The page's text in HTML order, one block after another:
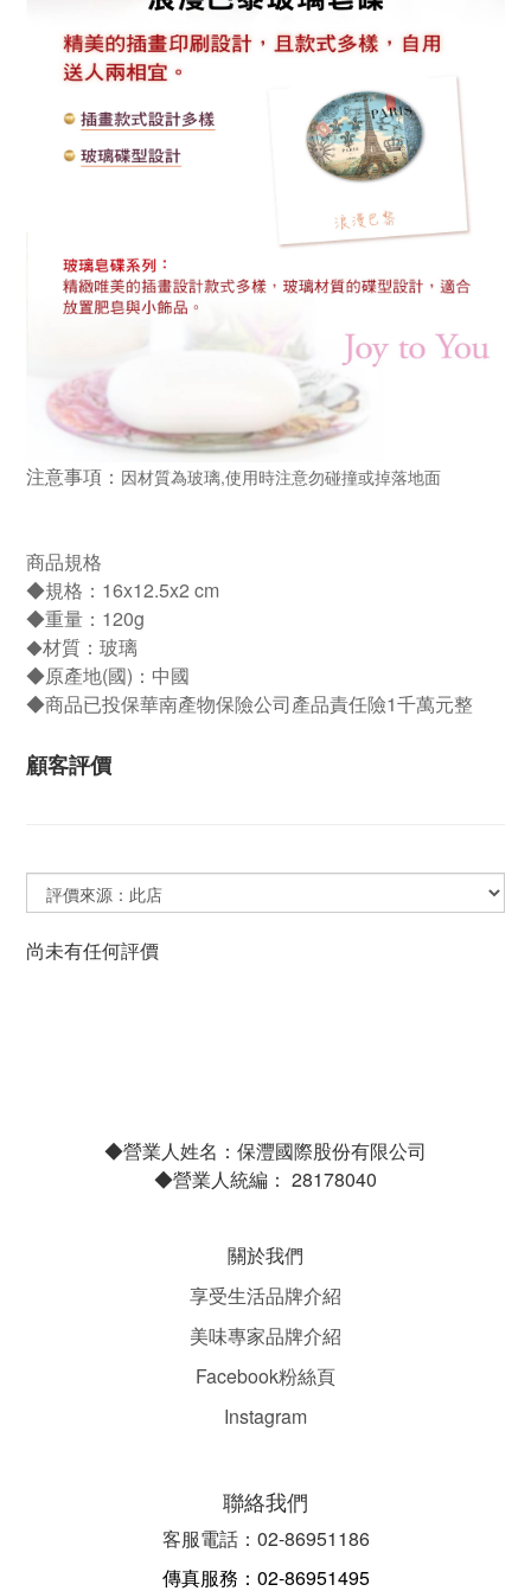
注意事項： 因材質為玻璃,使用時注意勿碰撞或掉落地面
商品規格
◆規格：16x12.5x2 cm
◆重量：120g
◆材質：玻璃
◆原產地(國)：中國
◆商品已投保華南產物保險公司產品責任險1千萬元整
顧客評價
尚未有任何評價
◆營業人姓名：保灃國際股份有限公司
◆營業人統編： 28178040
關於我們
享受生活品牌介紹
美味專家品牌介紹
Facebook粉絲頁
Instagram
聯絡我們
客服電話：02-86951186
傳真服務：02-86951495